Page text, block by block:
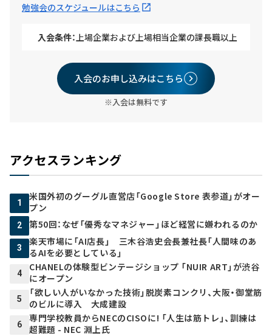
勉強会のスケジュールはこちら
入会条件： 上場企業および上場相当企業の課長職以上
入会のお申し込みはこちら
※入会は無料です
アクセスランキング
1
米国外初のグーグル直営店「Google Store 表参道」がオー
プン
2 第50回：なぜ「優秀なマネジャー」ほど経営に嫌われるのか
3
楽天市場に「AI店長」 三木谷浩史会長兼社長「人間味のあ
るAIを必要としている」
4
CHANELの体験型ビンテージショップ 「NUIR ART」が渋谷
にオープン
5
「欲しい人がいなかった技術」脱炭素コンクリ、大阪・御堂筋
のビルに導入 大成建設
6
専門学校教員からNECのCISOに! 「人生は筋トレ」、訓練は
超難題 - NEC 淵上氏